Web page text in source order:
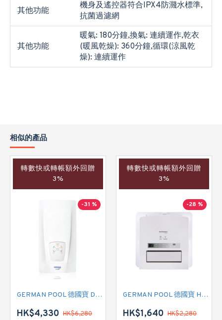
其他功能
機身及遙控器符合IPX4防濺水標準,
抗菌過濾網
其他功能
暖氣: 180分鐘,換氣: 連續運作,乾衣
(暖風乾燥): 360分鐘,循環(涼風乾
燥): 連續運作
相似的產品
轉數快或轉帳額外回贈
3%
-31 %
GERMAN POOL 德國寶 DCN 即熱式電熱水爐
HK$4,330 HK$6,280
轉數快或轉帳額外回贈
3%
-28 %
GERMAN POOL 德國寶 HTB-248U 多功能浴室乾衣暖風機
HK$1,640 HK$2,280